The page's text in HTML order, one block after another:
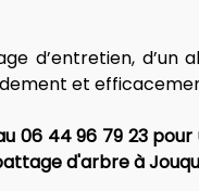
d’entretien,
et
06 44 96 79 23
d'arbre à